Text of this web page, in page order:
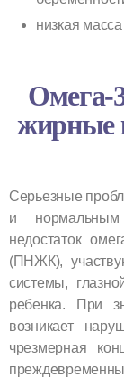
низкая
Омега-
жирные
Серьезные
и
недостаток
(ПНЖК),
системы,
ребенка. При
возникает
чрезмерная